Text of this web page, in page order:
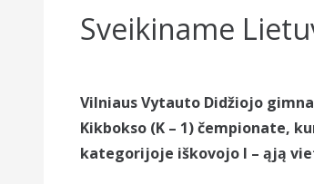
Sveikiname
Vilniaus Vytauto Didžiojo
Kikbokso (K – 1) čempionate,
kategorijoje iškovojo I – ąją